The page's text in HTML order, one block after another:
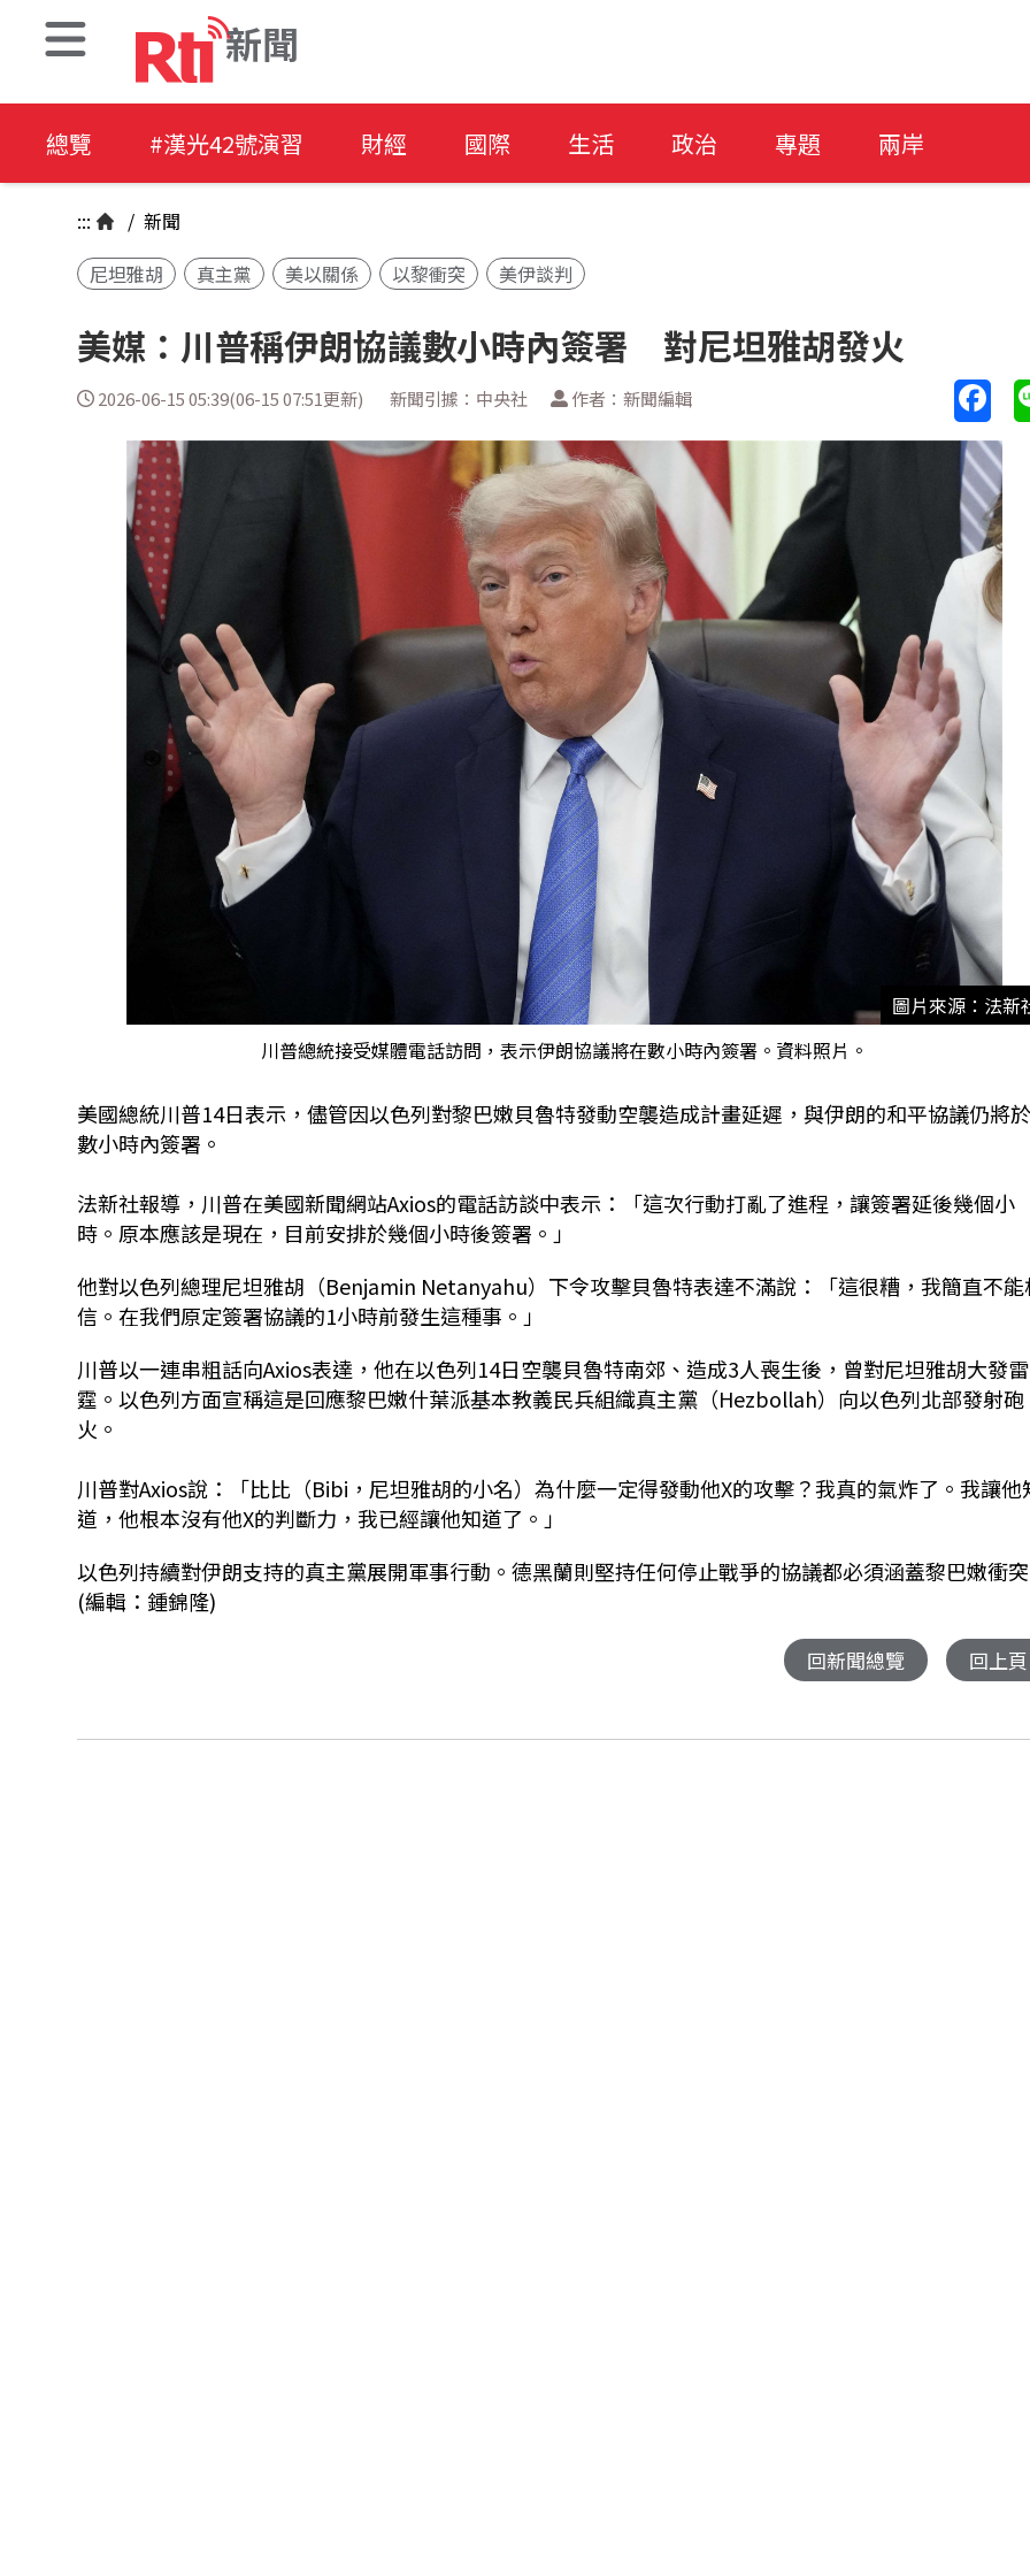
新聞
總覽 #漢光42號演習 財經 國際 生活 政治 專題 兩岸
::: / 新聞
尼坦雅胡
真主黨 美以關係 以黎衝突 美伊談判
美媒：川普稱伊朗協議數小時內簽署 對尼坦雅胡發火
2026-06-15 05:39(06-15 07:51更新) 新聞引據：中央社 作者：新聞編輯
圖片來源：法新
川普總統接受媒體電話訪問，表示伊朗協議將在數小時內簽署。資料照片。
美國總統川普14日表示，儘管因以色列對黎巴嫩貝魯特發動空襲造成計畫延遲，與伊朗的和平協議仍將
數小時內簽署。
法新社報導，川普在美國新聞網站Axios的電話訪談中表示：「這次行動打亂了進程，讓簽署延後幾個小
時。原本應該是現在，目前安排於幾個小時後簽署。」
他對以色列總理尼坦雅胡（Benjamin Netanyahu）下令攻擊貝魯特表達不滿說：「這很糟，我簡直不能
信。在我們原定簽署協議的1小時前發生這種事。」
川普以一連串粗話向Axios表達，他在以色列14日空襲貝魯特南郊、造成3人喪生後，曾對尼坦雅胡大發雷
霆。以色列方面宣稱這是回應黎巴嫩什葉派基本教義民兵組織真主黨（Hezbollah）向以色列北部發射砲
火。
川普對Axios說：「比比（Bibi，尼坦雅胡的小名）為什麼一定得發動他X的攻擊？我真的氣炸了。我讓他
道，他根本沒有他X的判斷力，我已經讓他知道了。」
以色列持續對伊朗支持的真主黨展開軍事行動。德黑蘭則堅持任何停止戰爭的協議都必須涵蓋黎巴嫩衝
(編輯：鍾錦隆)
回新聞總覽 回上頁